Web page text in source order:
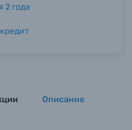
товары)
2 года
Описание